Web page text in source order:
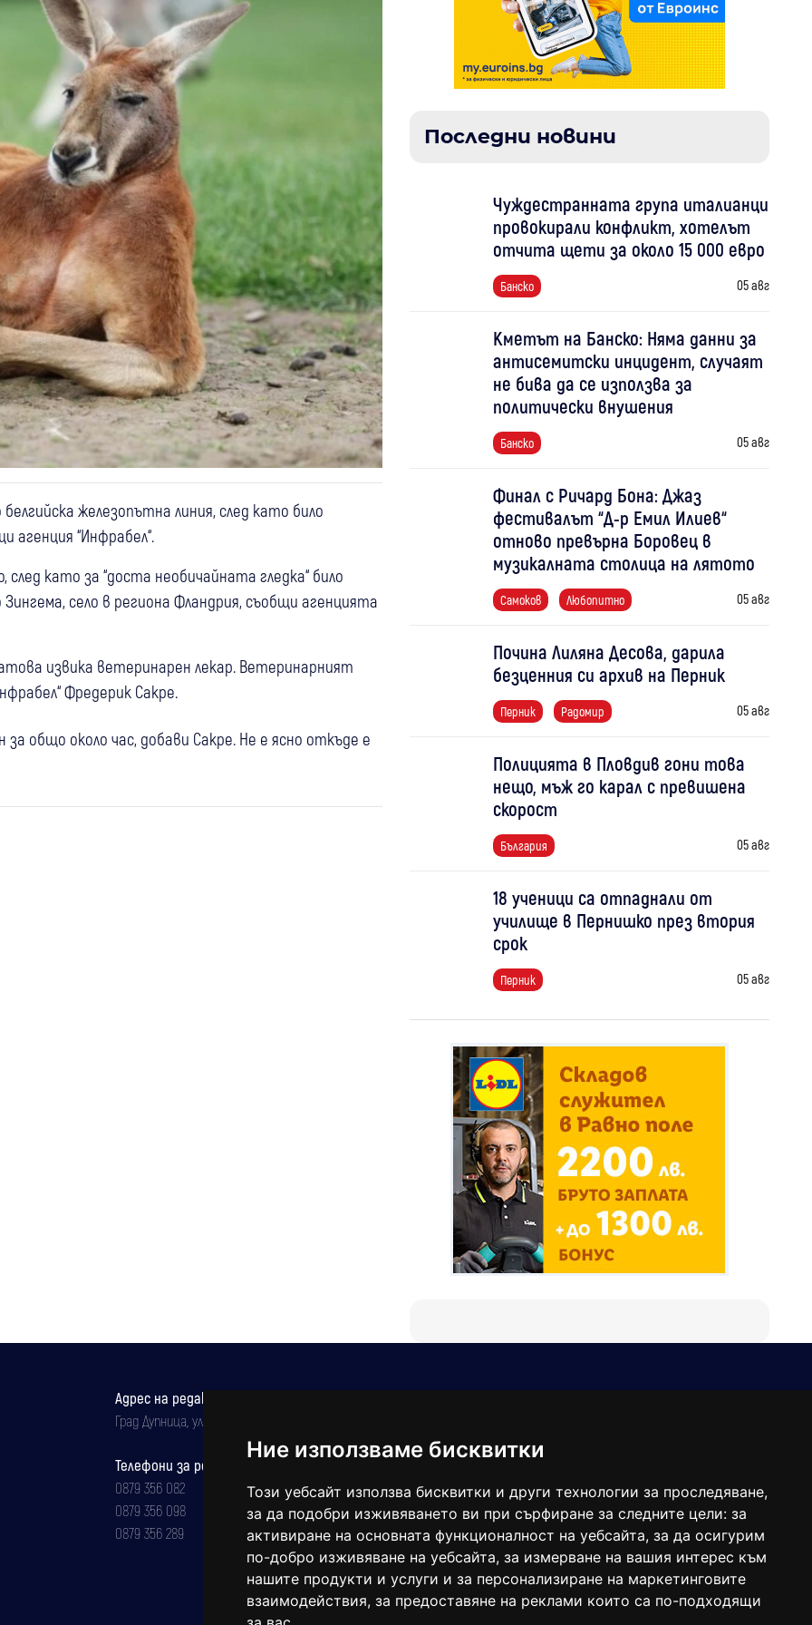
Ние използваме бисквитки
Този уебсайт използва бисквитки и други технологии за проследяване,
за да подобри изживяването ви при сърфиране за следните цели: за
активиране на основната функционалност на уебсайта, за да осигурим
по-добро изживяване на уебсайта, за измерване на вашия интерес към
нашите продукти и услуги и за персонализиране на маркетинговите
взаимодействия, за предоставяне на реклами които са по-подходящи
железопътна линия, след като било
агенция “Инфрабел“.
като за “доста необичайната гледка“ било
село в региона Фландрия, съобщи агенцията
извика ветеринарен лекар. Ветеринарният
Фредерик Сакре.
общо около час, добави Сакре. Не е ясно откъде е
Нови влакове ще обслужват линиите до
Последни новини
Чуждестранната група италианци
провокирали конфликт, хотелът
отчита щети за около 15 000 евро
Банско 05 авг
Кметът на Банско: Няма данни за
антисемитски инцидент, случаят
не бива да се използва за
политически внушения
Банско 05 авг
Финал с Ричард Бона: Джаз
фестивалът “Д-р Емил Илиев“
отново превърна Боровец в
музикалната столица на лятото
Самоков Любопитно 05 авг
Почина Лиляна Десова, дарила
безценния си архив на Перник
Перник Радомир 05 авг
Полицията в Пловдив гони това
нещо, мъж го карал с превишена
скорост
България 05 авг
18 ученици са отпаднали от
училище в Пернишко през втория
срок
Перник 05 авг
Адрес на редакцията
Град Дупница, ул.''Христо Ботев" 43
Телефони за реклама и абонаменти
0879 356 082
0879 356 098
0879 356 289
balgarkanews@gmail.com